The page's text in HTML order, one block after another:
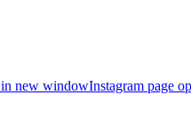
in new windowInstagram page